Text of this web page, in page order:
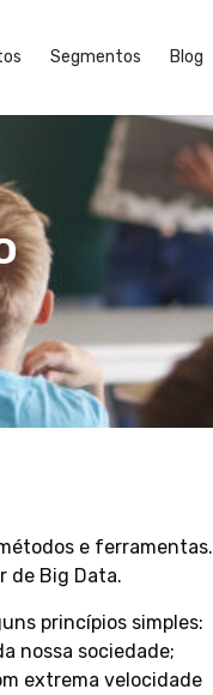
Segmentos Blog
e ferramentas.
de Big Data.
princípios simples:
nossa sociedade;
extrema velocidade